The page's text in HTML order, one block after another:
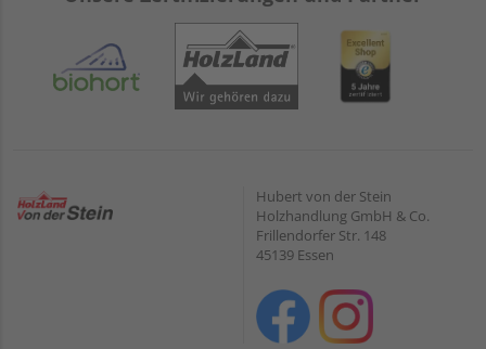
Hubert von der Stein
Holzhandlung GmbH & Co.
Frillendorfer Str. 148
45139 Essen